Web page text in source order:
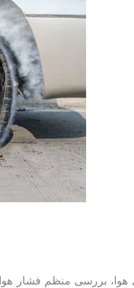
هوا، بررسی منظم فشار